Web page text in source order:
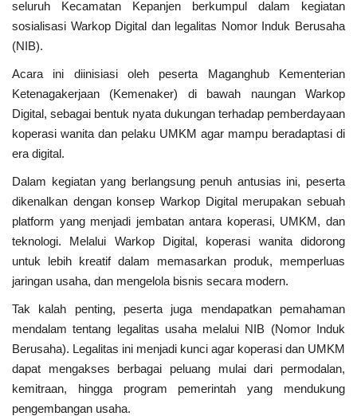
Kesehatan
Layanan Publik
Perempuan/Anak
seluruh Kecamatan Kepanjen berkumpul dalam kegiatan
sosialisasi Warkop Digital dan legalitas Nomor Induk Berusaha
(NIB).
Acara ini diinisiasi oleh peserta Maganghub Kementerian
Ketenagakerjaan (Kemenaker) di bawah naungan Warkop
Digital, sebagai bentuk nyata dukungan terhadap pemberdayaan
koperasi wanita dan pelaku UMKM agar mampu beradaptasi di
era digital.
Dalam kegiatan yang berlangsung penuh antusias ini, peserta
dikenalkan dengan konsep Warkop Digital merupakan sebuah
platform yang menjadi jembatan antara koperasi, UMKM, dan
teknologi. Melalui Warkop Digital, koperasi wanita didorong
untuk lebih kreatif dalam memasarkan produk, memperluas
jaringan usaha, dan mengelola bisnis secara modern.
Tak kalah penting, peserta juga mendapatkan pemahaman
mendalam tentang legalitas usaha melalui NIB (Nomor Induk
Berusaha). Legalitas ini menjadi kunci agar koperasi dan UMKM
dapat mengakses berbagai peluang mulai dari permodalan,
kemitraan, hingga program pemerintah yang mendukung
pengembangan usaha.